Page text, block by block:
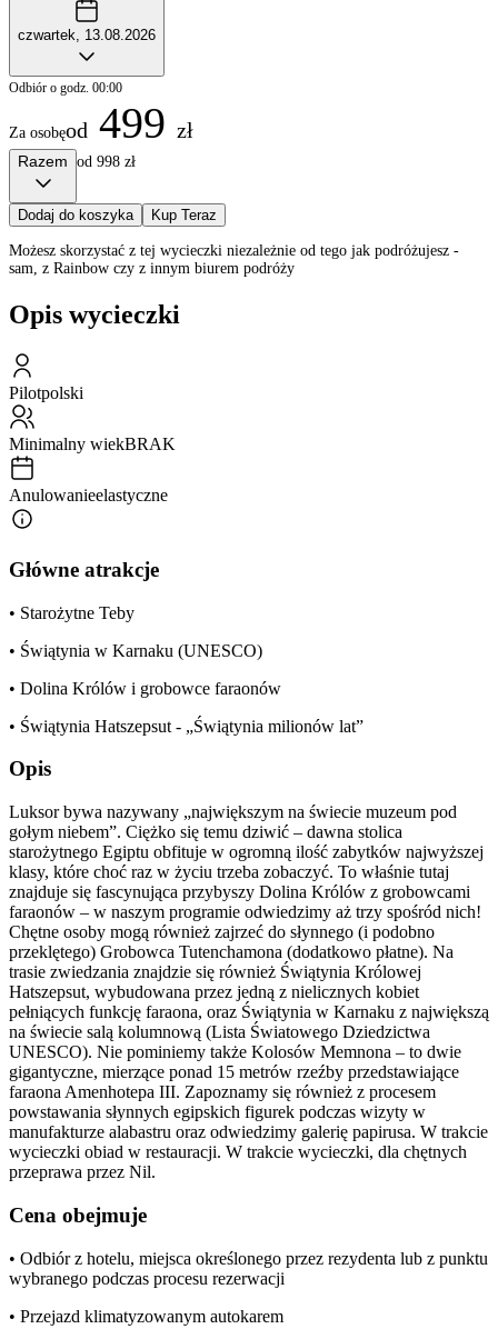
czwartek, 13.08.2026
Odbiór o godz. 00:00
Za osobęod 499 zł
Razem od 998 zł
Dodaj do koszyka Kup Teraz
Możesz skorzystać z tej wycieczki niezależnie od tego jak podróżujesz -
sam, z Rainbow czy z innym biurem podróży
Opis wycieczki
Pilotpolski
Minimalny wiekBRAK
Anulowanieelastyczne
Główne atrakcje
• Starożytne Teby
• Świątynia w Karnaku (UNESCO)
• Dolina Królów i grobowce faraonów
• Świątynia Hatszepsut - „Świątynia milionów lat”
Opis
Luksor bywa nazywany „największym na świecie muzeum pod
gołym niebem”. Ciężko się temu dziwić – dawna stolica
starożytnego Egiptu obfituje w ogromną ilość zabytków najwyższej
klasy, które choć raz w życiu trzeba zobaczyć. To właśnie tutaj
znajduje się fascynująca przybyszy Dolina Królów z grobowcami
faraonów – w naszym programie odwiedzimy aż trzy spośród nich!
Chętne osoby mogą również zajrzeć do słynnego (i podobno
przeklętego) Grobowca Tutenchamona (dodatkowo płatne). Na
trasie zwiedzania znajdzie się również Świątynia Królowej
Hatszepsut, wybudowana przez jedną z nielicznych kobiet
pełniących funkcję faraona, oraz Świątynia w Karnaku z największą
na świecie salą kolumnową (Lista Światowego Dziedzictwa
UNESCO). Nie pominiemy także Kolosów Memnona – to dwie
gigantyczne, mierzące ponad 15 metrów rzeźby przedstawiające
faraona Amenhotepa III. Zapoznamy się również z procesem
powstawania słynnych egipskich figurek podczas wizyty w
manufakturze alabastru oraz odwiedzimy galerię papirusa. W trakcie
wycieczki obiad w restauracji. W trakcie wycieczki, dla chętnych
przeprawa przez Nil.
Cena obejmuje
• Odbiór z hotelu, miejsca określonego przez rezydenta lub z punktu
wybranego podczas procesu rezerwacji
• Przejazd klimatyzowanym autokarem